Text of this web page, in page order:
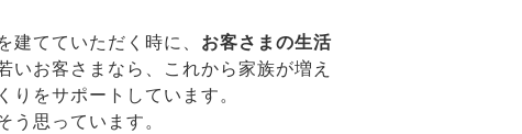
建てていただく時に、 お客さまの生活
いお客さまなら、これから家族が増え
りをサポートしています。
う思っています。